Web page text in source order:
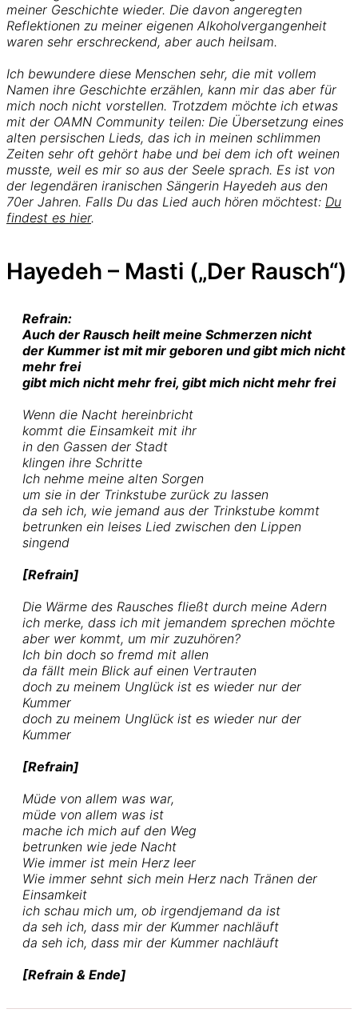
meiner Geschichte wieder. Die davon angeregten
Reflektionen zu meiner eigenen Alkoholvergangenheit
waren sehr erschreckend, aber auch heilsam.
Ich bewundere diese Menschen sehr, die mit vollem
Namen ihre Geschichte erzählen, kann mir das aber für
mich noch nicht vorstellen. Trotzdem möchte ich etwas
mit der OAMN Community teilen: Die Übersetzung eines
alten persischen Lieds, das ich in meinen schlimmen
Zeiten sehr oft gehört habe und bei dem ich oft weinen
musste, weil es mir so aus der Seele sprach. Es ist von
der legendären iranischen Sängerin Hayedeh aus den
70er Jahren. Falls Du das Lied auch hören möchtest: Du
findest es hier.
Hayedeh – Masti („Der Rausch“)
Refrain:
Auch der Rausch heilt meine Schmerzen nicht
der Kummer ist mit mir geboren und gibt mich nicht
mehr frei
gibt mich nicht mehr frei, gibt mich nicht mehr frei
Wenn die Nacht hereinbricht
kommt die Einsamkeit mit ihr
in den Gassen der Stadt
klingen ihre Schritte
Ich nehme meine alten Sorgen
um sie in der Trinkstube zurück zu lassen
da seh ich, wie jemand aus der Trinkstube kommt
betrunken ein leises Lied zwischen den Lippen
singend
[Refrain]
Die Wärme des Rausches fließt durch meine Adern
ich merke, dass ich mit jemandem sprechen möchte
aber wer kommt, um mir zuzuhören?
Ich bin doch so fremd mit allen
da fällt mein Blick auf einen Vertrauten
doch zu meinem Unglück ist es wieder nur der
Kummer
doch zu meinem Unglück ist es wieder nur der
Kummer
[Refrain]
Müde von allem was war,
müde von allem was ist
mache ich mich auf den Weg
betrunken wie jede Nacht
Wie immer ist mein Herz leer
Wie immer sehnt sich mein Herz nach Tränen der
Einsamkeit
ich schau mich um, ob irgendjemand da ist
da seh ich, dass mir der Kummer nachläuft
da seh ich, dass mir der Kummer nachläuft
[Refrain & Ende]